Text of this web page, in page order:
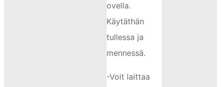
ovella.
Käytäthän
tullessa ja
mennessä.
-Voit laittaa